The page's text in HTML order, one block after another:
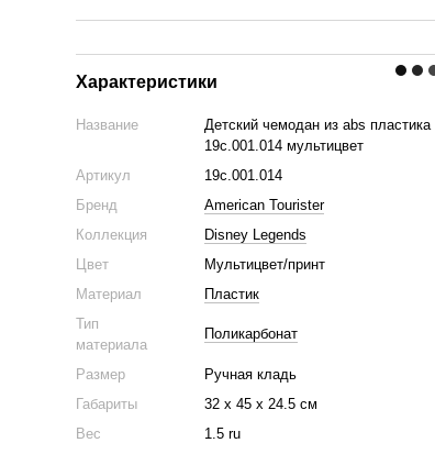
Характеристики
Название
Детский чемодан из abs
19c.001.014 мультицвет
Артикул
19c.001.014
Бренд
American Tourister
Коллекция
Disney Legends
Цвет
Мультицвет/принт
Материал
Пластик
Тип
материала
Поликарбонат
Размер
Ручная кладь
Габариты
32 x 45 x 24.5 см
Вес
1.5 ru